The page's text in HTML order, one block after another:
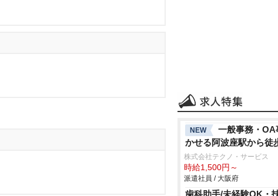
NEW
一般事務・
かせる阿波座駅から徒
株式会社テクノ・サービス
時給1,500円～
派遣社員 / 大阪府
歯科助手/未経験OK・